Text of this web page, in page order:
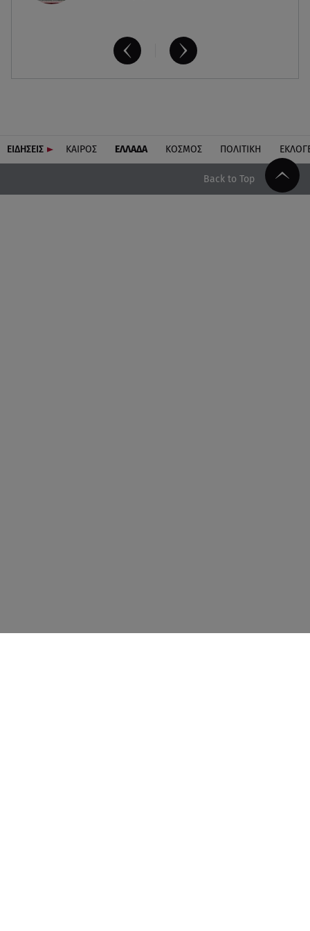
ΕΙΔΗΣΕΙΣ ΚΑΙΡΟΣ ΕΛΛΑΔΑ ΚΟΣΜΟΣ ΠΟΛΙΤΙΚΗ
Back to Top